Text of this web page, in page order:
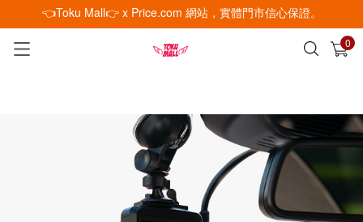
👈Toku Mall👉 x Price.com 網站，實體門市信心保證。
0
已加入購物車 查看